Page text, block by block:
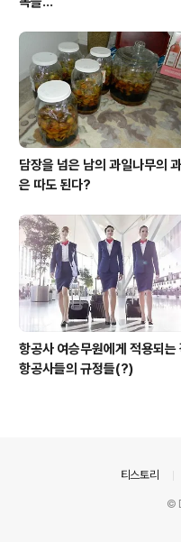
담장을 넘은 남의 과일나무의
은 따도 된다?
항공사 여승무원에게 적용되는
항공사들의 규정들(?)
티스토리
©